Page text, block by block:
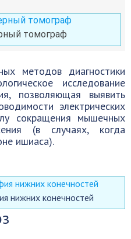
томограф
методов диагностики
исследование
позволяющая выявить
электрических
сокращения мышечных
(в случаях, когда
ишиаса).
нижних конечностей